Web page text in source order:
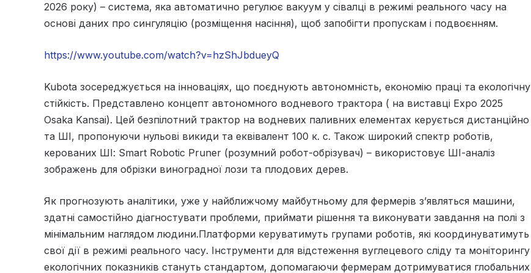
2026 року) – система, яка автоматично регулює вакуум у сівалці в режимі реального часу на
основі даних про сингуляцію (розміщення насіння), щоб запобігти пропускам і подвоєнням.
https://www.youtube.com/watch?v=hzShJbdueyQ
Kubota зосереджується на інноваціях, що поєднують автономність, економію праці та екологічну
стійкість. Представлено концепт автономного водневого трактора ( на виставці Expo 2025
Osaka Kansai). Цей безпілотний трактор на водневих паливних елементах керується дистанційно
та ШІ, пропонуючи нульові викиди та еквівалент 100 к. с. Також широкий спектр роботів,
керованих ШІ: Smart Robotic Pruner (розумний робот-обрізувач) – використовує ШІ-аналіз
зображень для обрізки виноградної лози та плодових дерев.
Як прогнозують аналітики, уже у найближчому майбутньому для фермерів з’являться машини,
здатні самостійно діагностувати проблеми, приймати рішення та виконувати завдання на полі з
мінімальним наглядом людини.Платформи керуватимуть групами роботів, які координуватимуть
свої дії в режимі реального часу. Інструменти для відстеження вуглецевого сліду та моніторингу
екологічних показників стануть стандартом, допомагаючи фермерам дотримуватися глобальних